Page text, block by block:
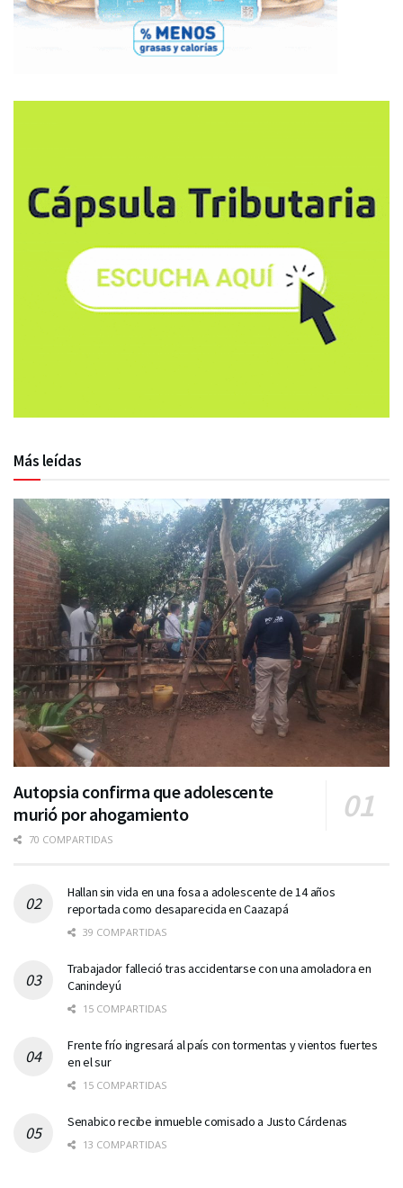
Más leídas
Autopsia confirma que adolescente
murió por ahogamiento
70 COMPARTIDAS
Hallan sin vida en una fosa a adolescente de 14 años
reportada como desaparecida en Caazapá
39 COMPARTIDAS
Trabajador falleció tras accidentarse con una amoladora en
Canindeyú
15 COMPARTIDAS
Frente frío ingresará al país con tormentas y vientos fuertes
en el sur
15 COMPARTIDAS
Senabico recibe inmueble comisado a Justo Cárdenas
13 COMPARTIDAS